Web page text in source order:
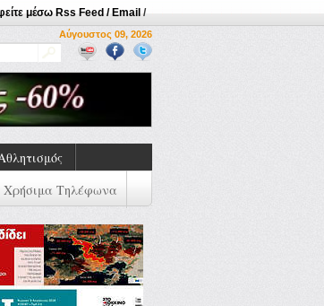
μέσω Rss Feed / Email /
Αύγουστος 09, 2026
Χρήσιμα Τηλέφωνα